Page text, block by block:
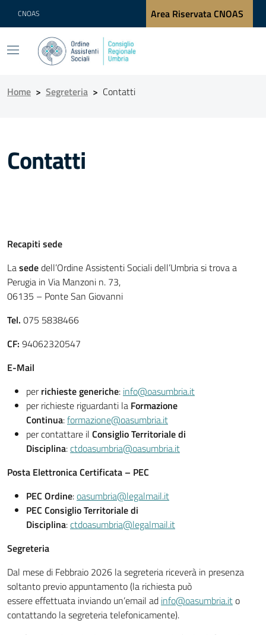
CNOAS Area Riservata CNOAS
Home > Segreteria > Contatti
Contatti
Recapiti sede
Lasededell’Ordine Assistenti Sociali dell’Umbria si trova a
Perugia in Via Manzoni n. 73,
06135 – Ponte San Giovanni
Tel. 075 5838466
CF: 94062320547
E-Mail
perrichieste generiche: info@oasumbria.it
per richieste riguardanti la Formazione
Continua:formazione@oasumbria.it
per contattare il Consiglio Territoriale di
Disciplina:ctdoasumbria@oasumbria.it
Posta Elettronica Certificata – PEC
PEC Ordine:oasumbria@legalmail.it
PEC Consiglio Territoriale di
Disciplina:ctdoasumbria@legalmail.it
Segreteria
Dal mese di Febbraio 2026 la segreteria riceverà in presenza
soltanto previo appuntamento (la richiesta può
essere effettuata inviando un’email ad info@oasumbria.ito
contattando la segreteria telefonicamente).